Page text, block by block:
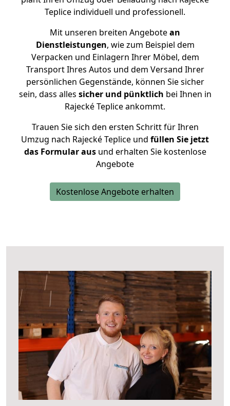
Teplice individuell und professionell.
Mit unseren breiten Angebotean
Dienstleistungen, wie zum Beispiel dem
Verpacken und Einlagern Ihrer Möbel, dem
Transport Ihres Autos und dem Versand Ihrer
persönlichen Gegenstände, können Sie sicher
sein, dass alles sicher und pünktlich bei Ihnen in
Rajecké Teplice ankommt.
Trauen Sie sich den ersten Schritt für Ihren
Umzug nach Rajecké Teplice und füllen Sie jetzt
das Formular ausund erhalten Sie kostenlose
Angebote
Kostenlose Angebote erhalten